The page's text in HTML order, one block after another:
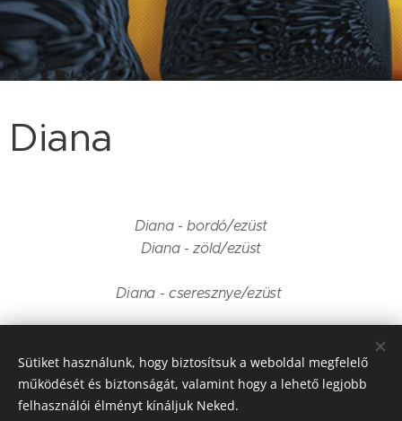
Diana
Diana - bordó/ezüst
Diana - zöld/ezüst
Diana - cseresznye/ezüst
Diana -
bordó/ezüst
Diana -
zöld/ezüst
Sütiket használunk, hogy biztosítsuk a weboldal megfelelő
működését és biztonságát, valamint hogy a lehető legjobb
felhasználói élményt kínáljuk Neked.